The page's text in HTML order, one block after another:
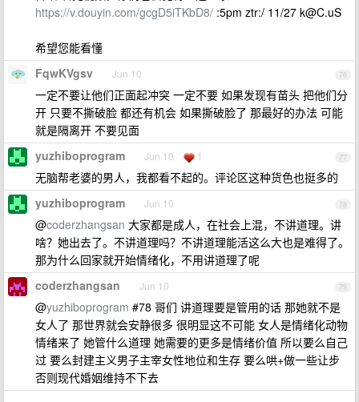
https://v.douyin.com/gcgD5iTKbD8/ :5pm ztr:/ 11/27 k@C.uS
希望您能看懂
76
FqwKVgsv Jun 10
一定不要让他们正面起冲突 一定不要 如果发现有苗头 把他们分
开 只要不撕破脸 都还有机会 如果撕破脸了 那最好的办法 可能
就是隔离开 不要见面
77
yuzhiboprogram Jun 10 1
无脑帮老婆的男人，我都看不起的。评论区这种货色也挺多的
78
yuzhiboprogram Jun 10
@coderzhangsan 大家都是成人，在社会上混，不讲道理。讲
啥？她出去了。不讲道理吗？不讲道理能活这么大也是难得了。
那为什么回家就开始情绪化，不用讲道理了呢
79
coderzhangsan Jun 10
@yuzhiboprogram #78 哥们 讲道理要是管用的话 那她就不是
女人了 那世界就会安静很多 很明显这不可能 女人是情绪化动物
情绪来了 她管什么道理 她需要的更多是情绪价值 所以要么自己
过 要么封建主义男子主宰女性地位和生存 要么哄+做一些让步
否则现代婚姻维持不下去